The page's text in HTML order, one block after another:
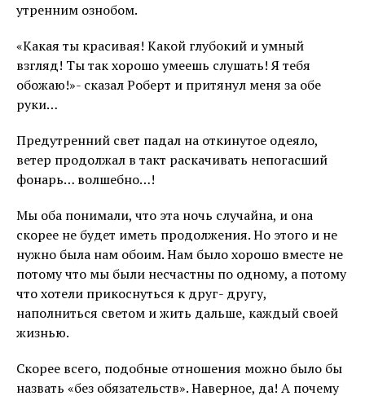
утренним ознобом.
«Какая ты красивая! Какой глубокий и умный
взгляд! Ты так хорошо умеешь слушать! Я тебя
обожаю!»- сказал Роберт и притянул меня за обе
руки…
Предутренний свет падал на откинутое одеяло,
ветер продолжал в такт раскачивать непогасший
фонарь… волшебно…!
Мы оба понимали, что эта ночь случайна, и она
скорее не будет иметь продолжения. Но этого и не
нужно была нам обоим. Нам было хорошо вместе не
потому что мы были несчастны по одному, а потому
что хотели прикоснуться к друг- другу,
наполниться светом и жить дальше, каждый своей
жизнью.
Скорее всего, подобные отношения можно было бы
назвать «без обязательств». Наверное, да! А почему